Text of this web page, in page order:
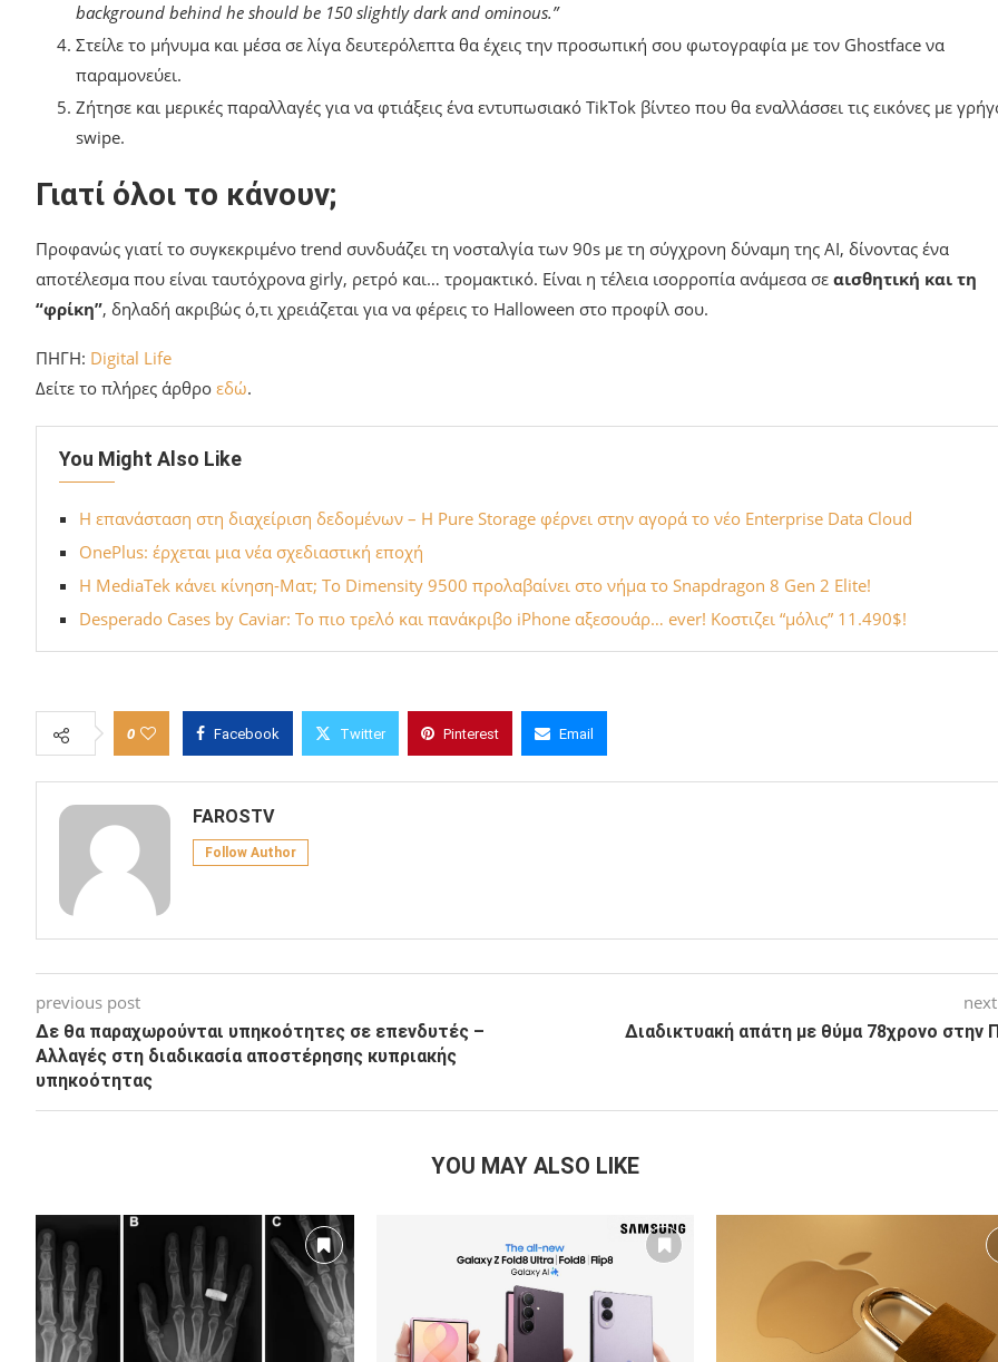
background behind he should be 150 slightly dark and ominous.”
Στείλε το μήνυμα και μέσα σε λίγα δευτερόλεπτα θα έχεις την προσωπική σου φωτογραφία με τον Ghostface να
παραμονεύει.
Ζήτησε και μερικές παραλλαγές για να φτιάξεις ένα εντυπωσιακό TikTok βίντεο που θα εναλλάσσει τις εικόνες με
swipe.
Γιατί όλοι το κάνουν;
Προφανώς γιατί το συγκεκριμένο trend συνδυάζει τη νοσταλγία των 90s με τη σύγχρονη δύναμη της AI, δίνοντας ένα
αποτέλεσμα που είναι ταυτόχρονα girly, ρετρό και… τρομακτικό. Είναι η τέλεια ισορροπία ανάμεσα σε αισθητική και τη
“φρίκη”, δηλαδή ακριβώς ό,τι χρειάζεται για να φέρεις το Halloween στο προφίλ σου.
ΠΗΓΗ: Digital Life
Δείτε το πλήρες άρθρο εδώ.
You Might Also Like
Η επανάσταση στη διαχείριση δεδομένων – Η Pure Storage φέρνει στην αγορά το νέο Enterprise Data Cloud
OnePlus: έρχεται μια νέα σχεδιαστική εποχή
H MediaTek κάνει κίνηση-Ματ; Το Dimensity 9500 προλαβαίνει στο νήμα το Snapdragon 8 Gen 2 Elite!
Desperado Cases by Caviar: Το πιο τρελό και πανάκριβο iPhone αξεσουάρ… ever! Κοστιζει “μόλις” 11.490$!
0 Facebook Twitter Pinterest Email
FAROSTV
Follow Author
previous post
Δε θα παραχωρούνται υπηκοότητες σε επενδυτές –
Αλλαγές στη διαδικασία αποστέρησης κυπριακής
υπηκοότητας
Διαδικτυακή απάτη με θύμα 78χρονο στην
YOU MAY ALSO LIKE